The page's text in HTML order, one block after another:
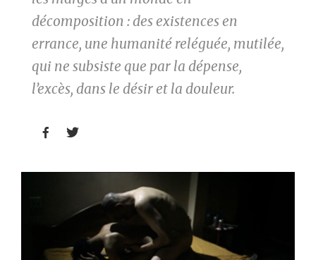
décomposition : des existences en
errance, une humanité reléguée, mutilée,
qui ne subsiste que par la dépense,
l’excès, dans le désir et la douleur.
 